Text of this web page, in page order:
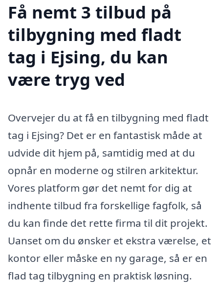
Få nemt 3 tilbud på
tilbygning med fladt
tag i Ejsing, du kan
være tryg ved
Overvejer du at få en tilbygning med fladt
tag i Ejsing? Det er en fantastisk måde at
udvide dit hjem på, samtidig med at du
opnår en moderne og stilren arkitektur.
Vores platform gør det nemt for dig at
indhente tilbud fra forskellige fagfolk, så
du kan finde det rette firma til dit projekt.
Uanset om du ønsker et ekstra værelse, et
kontor eller måske en ny garage, så er en
flad tag tilbygning en praktisk løsning.